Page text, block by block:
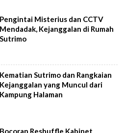
Pengintai Misterius dan CCTV
Mendadak, Kejanggalan di Rumah
Sutrimo
Kematian Sutrimo dan Rangkaian
Kejanggalan yang Muncul dari
Kampung Halaman
Bocoran Reshuffle Kabinet